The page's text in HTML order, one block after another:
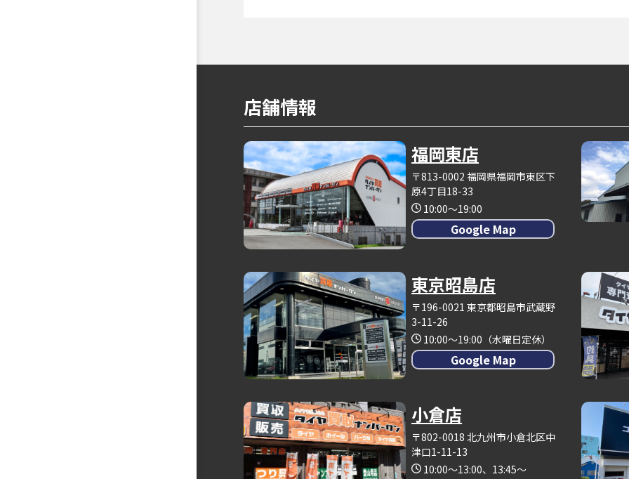
店舗情報
福岡東店
〒813-0002 福岡県福岡市東区下
原4丁目18-33
10:00～19:00
Google Map
東京昭島店
〒196-0021 東京都昭島市武蔵野
3-11-26
10:00～19:00（水曜日定休）
Google Map
小倉店
〒802-0018 北九州市小倉北区中
津口1-11-13
10:00～13:00、13:45～